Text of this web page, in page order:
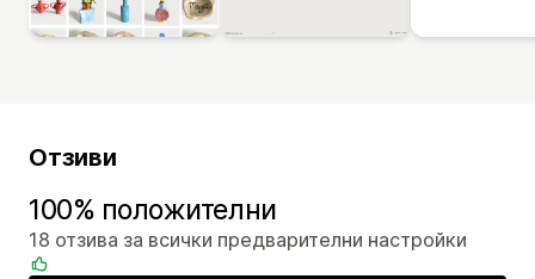
Отзиви
100% положителни
18 отзива за всички предварителни настройки